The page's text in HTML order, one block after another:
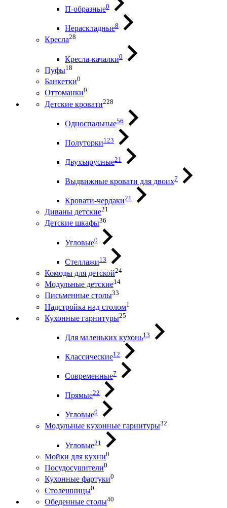
П-образные0
Нераскладные8
Кресла28
Кресла-качалки0
Пуфы18
Банкетки0
Оттоманки0
Детские кровати228
Односпальные56
Полуторки123
Двухъярусные21
Выдвижные кровати для двоих7
Кровати-чердаки21
Диваны детские21
Детские шкафы36
Угловые0
Стеллажи13
Комоды для детской24
Модульные детские14
Письменные столы33
Надстройка над столом1
Кухонные гарнитуры25
Для маленьких кухонь13
Классические12
Современные7
Прямые22
Угловые0
Модульные кухонные гарнитуры32
Угловые21
Мойки для кухни0
Посудосушители0
Кухонные фартуки0
Столешницы0
Обеденные столы40